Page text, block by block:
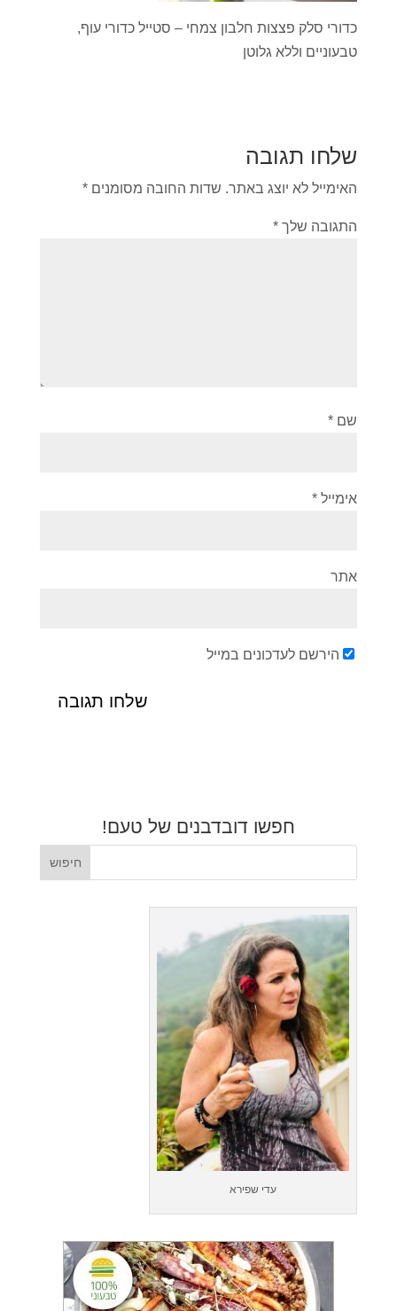
כדורי סלק פצצות חלבון צמחי – סטייל כדורי עוף,
טבעוניים וללא גלוטן
שלחו תגובה
האימייל לא יוצג באתר. שדות החובה מסומנים *
התגובה שלך *
שם *
אימייל *
אתר
הירשם לעדכונים במייל
חפשו דובדבנים של טעם!
עדי שפירא